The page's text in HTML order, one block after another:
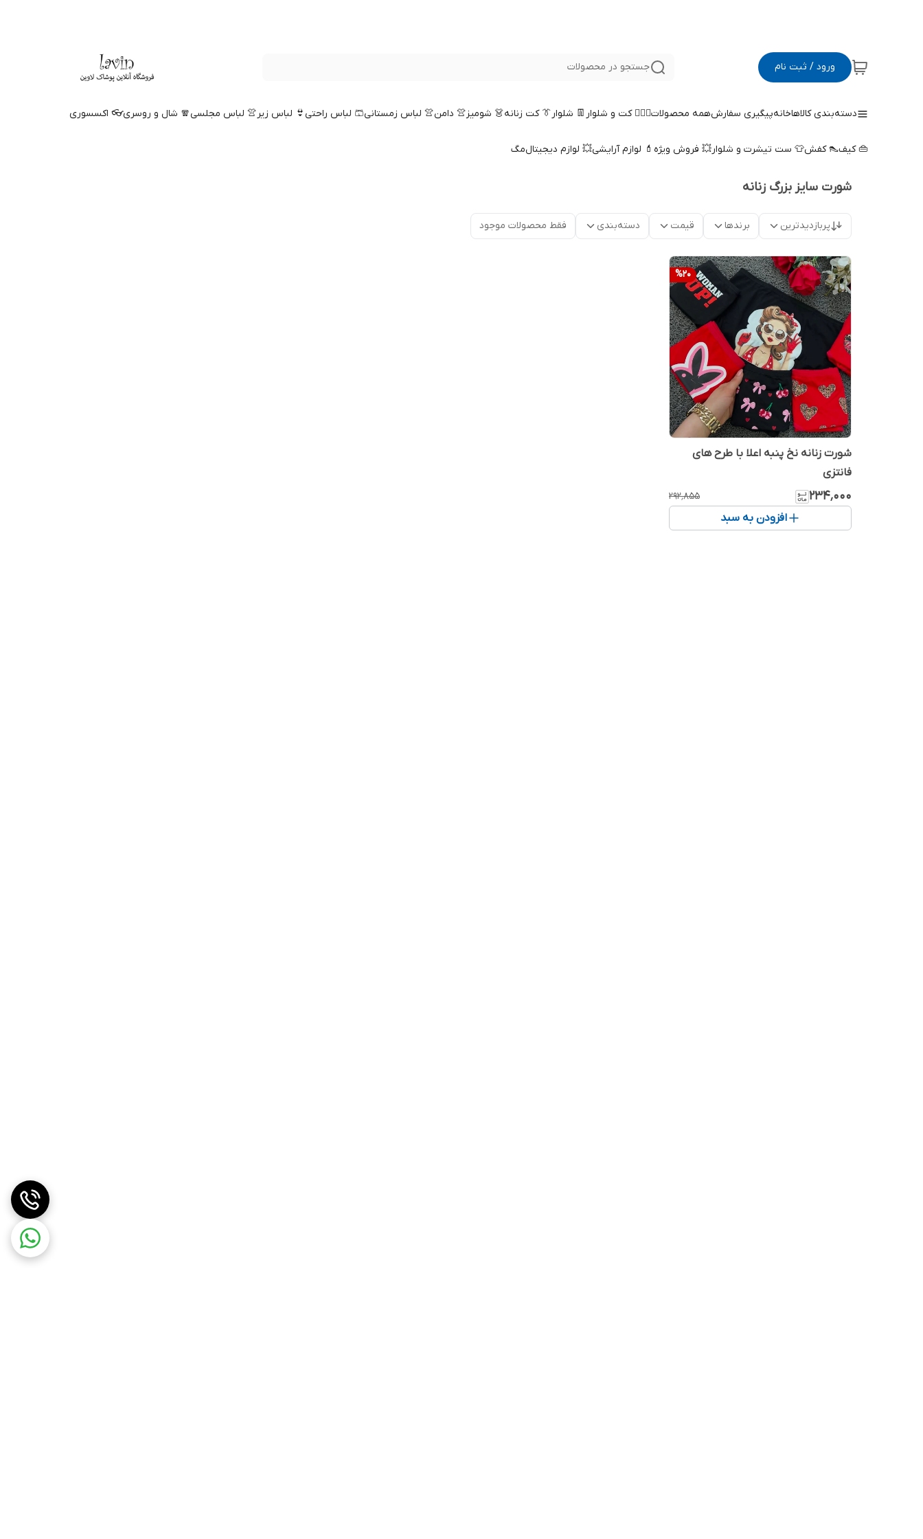
ورود / ثبت نام جستجو در محصولات
دسته‌بندی کالاهاخانهپیگیری سفارشهمه محصولات🤵🏻‍♀️ کت و شلوار 👖 شلوار👔 کت زنانه👗 شومیز👚 دامن👚 لباس زمستانی🩳 لباس راحتی👙 لباس زیر👚 لباس مجلسی🧣 شال و روسری👓 اکسسوری
👜 کیف👠 کفش👕 ست تیشرت و شلوار💥 فروش ویژه 💄 لوازم آرایشی💥 لوازم دیجیتالمگ
شورت سایز بزرگ زنانه
پربازدیدترین برندها قیمت دسته‌بندی فقط محصولات موجود
%20
شورت زنانه نخ پنبه اعلا با طرح های
فانتزی
۲۳۴٬۰۰۰ ۲۹۲٬۸۵۵
افزودن به سبد